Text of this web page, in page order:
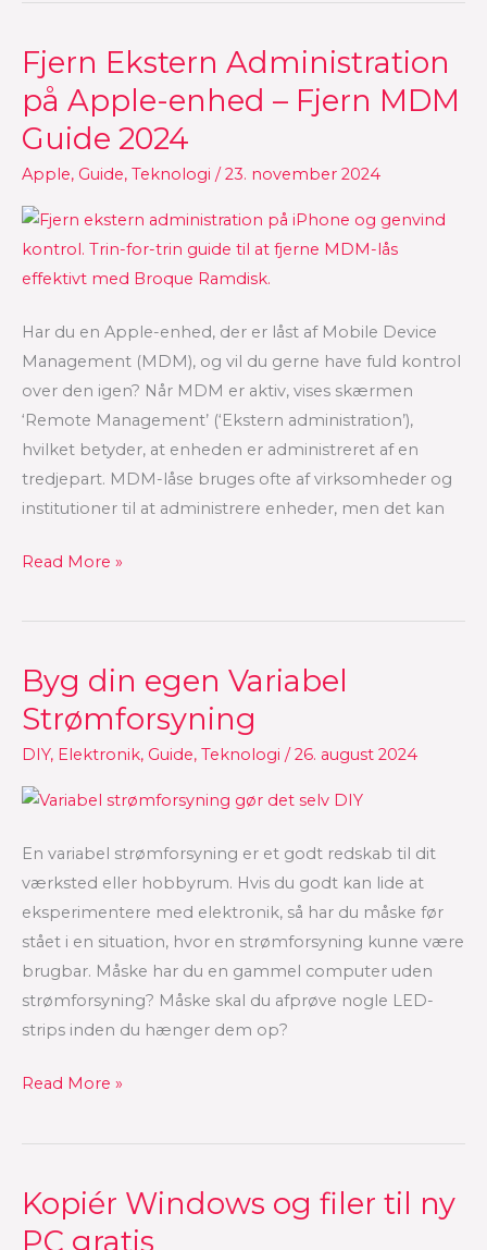
Fjern Ekstern Administration
på Apple-enhed – Fjern MDM
Guide 2024
Apple, Guide, Teknologi /23. november 2024
Har du en Apple-enhed, der er låst af Mobile Device
Management (MDM), og vil du gerne have fuld kontrol
over den igen? Når MDM er aktiv, vises skærmen
‘Remote Management’ (‘Ekstern administration’),
hvilket betyder, at enheden er administreret af en
tredjepart. MDM-låse bruges ofte af virksomheder og
institutioner til at administrere enheder, men det kan
Fjern
Ekstern
Administration
på
Apple-
enhed
Guide
2024
Read More »
Byg din egen Variabel
Strømforsyning
DIY, Elektronik, Guide, Teknologi /26. august 2024
En variabel strømforsyning er et godt redskab til dit
værksted eller hobbyrum. Hvis du godt kan lide at
eksperimentere med elektronik, så har du måske før
stået i en situation, hvor en strømforsyning kunne være
brugbar. Måske har du en gammel computer uden
strømforsyning? Måske skal du afprøve nogle LED-
strips inden du hænger dem op?
Byg
din
egen
Variabel
Strømforsyning
Read More »
Kopiér Windows og filer til ny
PC gratis
Kopiér
Windows